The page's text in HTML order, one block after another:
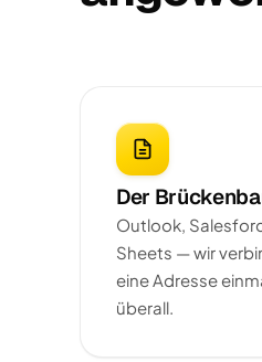
Der
Outlook,
Sheets — wir
eine Adresse
überall.